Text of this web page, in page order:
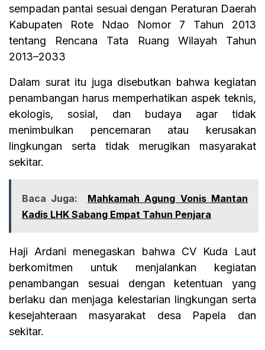
sempadan pantai sesuai dengan Peraturan Daerah
Kabupaten Rote Ndao Nomor 7 Tahun 2013
tentang Rencana Tata Ruang Wilayah Tahun
2013–2033
Dalam surat itu juga disebutkan bahwa kegiatan
penambangan harus memperhatikan aspek teknis,
ekologis, sosial, dan budaya agar tidak
menimbulkan pencemaran atau kerusakan
lingkungan serta tidak merugikan masyarakat
sekitar.
Baca Juga:
Mahkamah Agung Vonis Mantan
Kadis LHK Sabang Empat Tahun Penjara
Haji Ardani menegaskan bahwa CV Kuda Laut
berkomitmen untuk menjalankan kegiatan
penambangan sesuai dengan ketentuan yang
berlaku dan menjaga kelestarian lingkungan serta
kesejahteraan masyarakat desa Papela dan
sekitar.